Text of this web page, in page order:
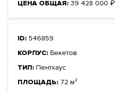
ЦЕНА ОБЩАЯ: 39 428 000 ₽
ID: 546859
КОРПУС: Бекетов
ТИП: Пентхаус
ПЛОЩАДЬ: 72 м²